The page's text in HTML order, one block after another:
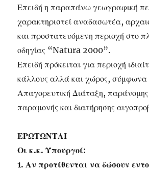
Επειδή η παραπάνω γεωγραφική
χαρακτηριστεί αναδασωτέα,
και προστατευόμενη περιοχή στο
οδηγίας “Natura 2000”.
Επειδή πρόκειται για περιοχή
κάλλους αλλά και χώρος, σύμφωνα
Απαγορευτική Διάταξη, παράνομης
παραμονής και διατήρησης
ΕΡΩΤΩΝΤΑΙ
Οι κ.κ. Υπουργοί:
1. Αν προτίθενται να δώσουν